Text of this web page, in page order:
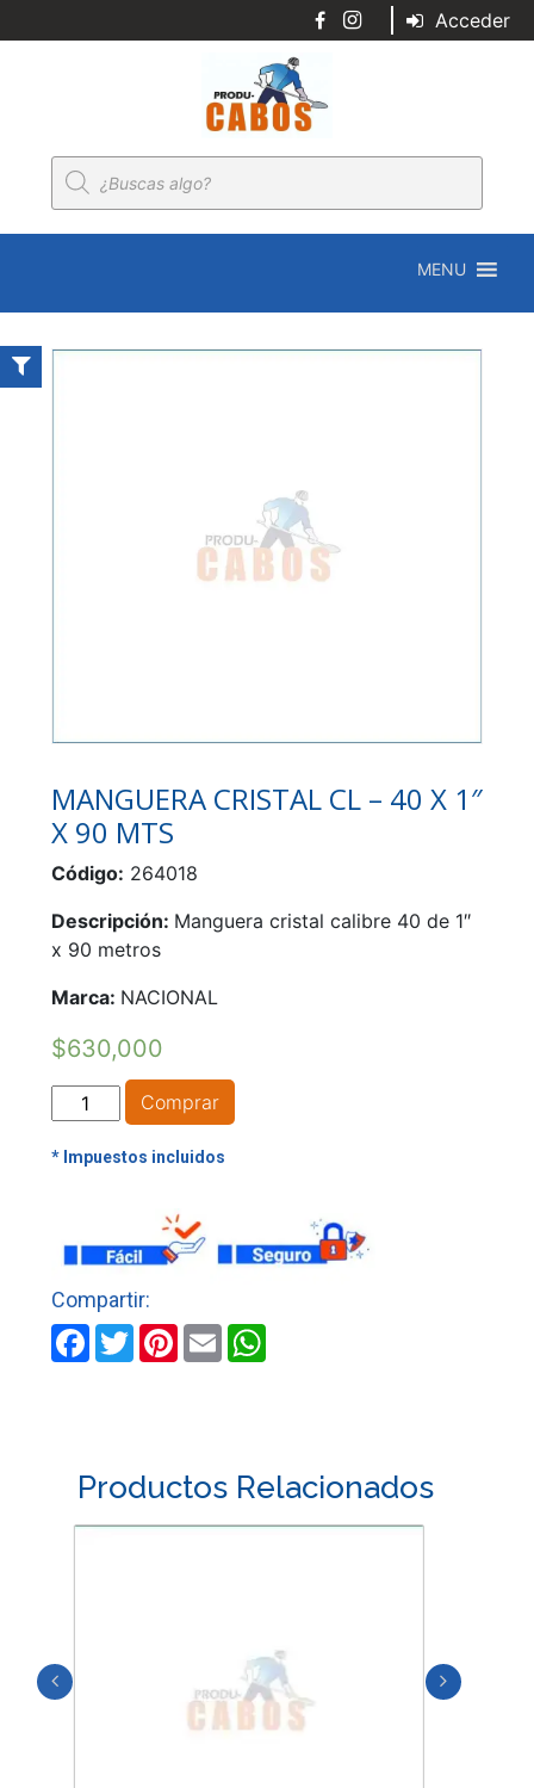
Acceder
Búsqueda
de
productos
MENU
MANGUERA CRISTAL CL – 40 X 1″
X 90 MTS
Código: 264018
Descripción: Manguera cristal calibre 40 de 1″
x 90 metros
Marca: NACIONAL
$630,000
MANGUERA
CRISTAL
CL
1"
X
90
MTS
Comprar
Facebook
TwitterPinterest
EmailWhatsApp
Productos Relacionados